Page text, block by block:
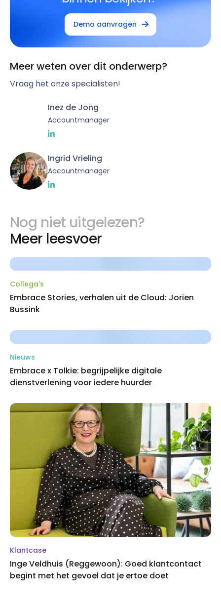
Demo aanvragen
Meer weten over dit onderwerp?
Vraag het onze specialisten!
Inez de Jong
Accountmanager
Ingrid Vrieling
Accountmanager
Nog niet uitgelezen?
Meer leesvoer
Collega's
Embrace Stories, verhalen uit de Cloud: Jorien
Bussink
Nieuws
Embrace x Tolkie: begrijpelijke digitale
dienstverlening voor iedere huurder
Klantcase
Inge Veldhuis (Reggewoon): Goed klantcontact
begint met het gevoel dat je ertoe doet